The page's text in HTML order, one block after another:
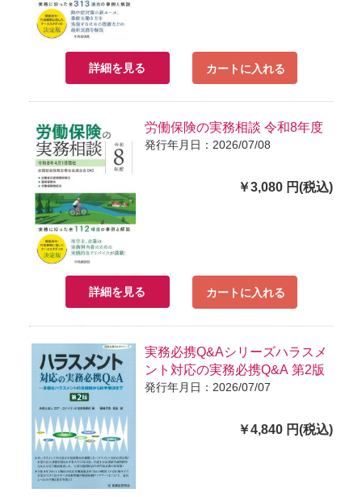
詳細を見る カートに入れる
労働保険の実務相談 令和8年度
発行年月日：2026/07/08
￥3,080 円(税込)
詳細を見る カートに入れる
実務必携Q&Aシリーズハラスメ
ント対応の実務必携Q&A 第2版
発行年月日：2026/07/07
￥4,840 円(税込)